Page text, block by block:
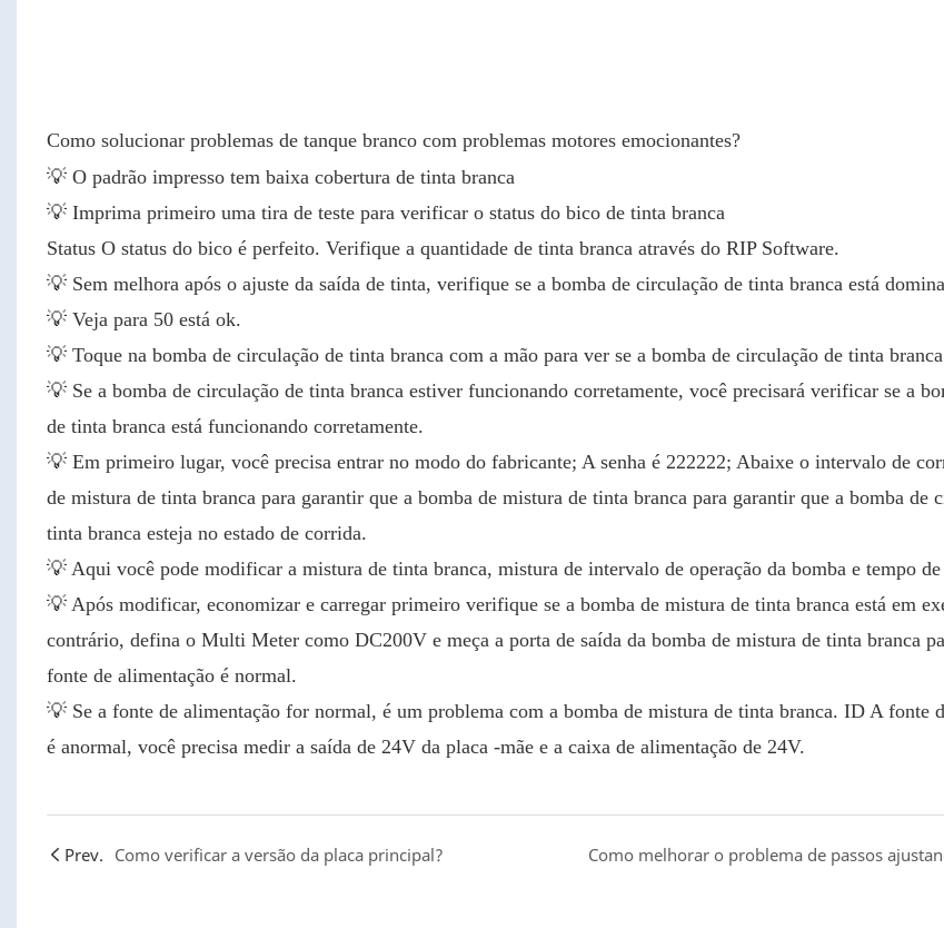
Como solucionar problemas de tanque branco com problemas motores emocionantes?
💡 O padrão impresso tem baixa cobertura de tinta branca
💡 Imprima primeiro uma tira de teste para verificar o status do bico de tinta branca
Status O status do bico é perfeito. Verifique a quantidade de tinta branca através do RIP Software.
💡 Sem melhora após o ajuste da saída de tinta, verifique se a bomba de circulação de tinta branca está
💡 Veja para 50 está ok.
💡 Toque na bomba de circulação de tinta branca com a mão para ver se a bomba de circulação de tinta
💡 Se a bomba de circulação de tinta branca estiver funcionando corretamente, você precisará verificar se a
de tinta branca está funcionando corretamente.
💡 Em primeiro lugar, você precisa entrar no modo do fabricante; A senha é 222222; Abaixe o intervalo de
de mistura de tinta branca para garantir que a bomba de mistura de tinta branca para garantir que a bomba de
tinta branca esteja no estado de corrida.
💡 Aqui você pode modificar a mistura de tinta branca, mistura de intervalo de operação da bomba e tempo de
💡 Após modificar, economizar e carregar primeiro verifique se a bomba de mistura de tinta branca está em
contrário, defina o Multi Meter como DC200V e meça a porta de saída da bomba de mistura de tinta branca
fonte de alimentação é normal.
💡 Se a fonte de alimentação for normal, é um problema com a bomba de mistura de tinta branca. ID A fonte
é anormal, você precisa medir a saída de 24V da placa -mãe e a caixa de alimentação de 24V.
Prev. Como verificar a versão da placa principal?